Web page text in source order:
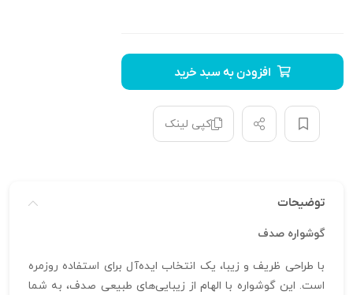
افزودن به سبد خرید
کپی لینک
توضیحات
گوشواره صدف
با طراحی ظریف و زیبا، یک انتخاب ایده‌آل برای استفاده روزمره
است. این گوشواره با الهام از زیبایی‌های طبیعی صدف، به شما